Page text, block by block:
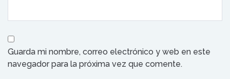
Guarda mi nombre, correo electrónico y web en este
navegador para la próxima vez que comente.